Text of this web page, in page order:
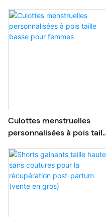
abondant
Culottes menstruelles
personnalisées à pois